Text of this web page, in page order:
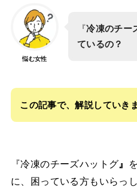
悩む女性
『冷凍のチー
ているの？
この記事で、解説していき
『冷凍のチーズハットグ 』
に、困っている方もいらっ